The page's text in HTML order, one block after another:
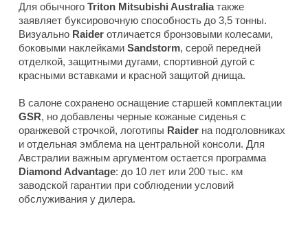
Для обычного Triton Mitsubishi Australiaтакже
заявляет буксировочную способность до 3,5 тонны.
Визуально Raider отличается бронзовыми колесами,
боковыми наклейками Sandstorm, серой передней
отделкой, защитными дугами, спортивной дугой с
красными вставками и красной защитой днища.
В салоне сохранено оснащение старшей комплектации
GSR, но добавлены черные кожаные сиденья с
оранжевой строчкой, логотипы Raider на подголовниках
и отдельная эмблема на центральной консоли. Для
Австралии важным аргументом остается программа
Diamond Advantage: до 10 лет или 200 тыс. км
заводской гарантии при соблюдении условий
обслуживания у дилера.